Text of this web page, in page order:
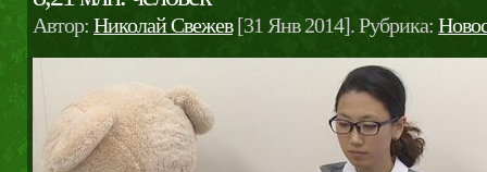
Автор: Николай Свежев[31 Янв 2014]. Рубрика: